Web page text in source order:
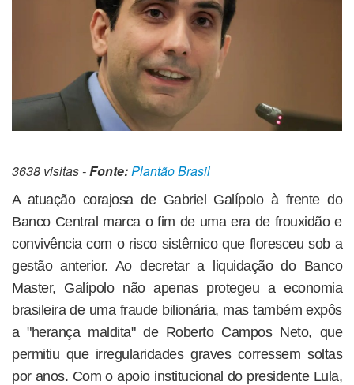
3638 visitas -Fonte:Plantão Brasil
A atuação corajosa de Gabriel Galípolo à frente do
Banco Central marca o fim de uma era de frouxidão e
convivência com o risco sistêmico que floresceu sob a
gestão anterior. Ao decretar a liquidação do Banco
Master, Galípolo não apenas protegeu a economia
brasileira de uma fraude bilionária, mas também expôs
a "herança maldita" de Roberto Campos Neto, que
permitiu que irregularidades graves corressem soltas
por anos. Com o apoio institucional do presidente Lula,